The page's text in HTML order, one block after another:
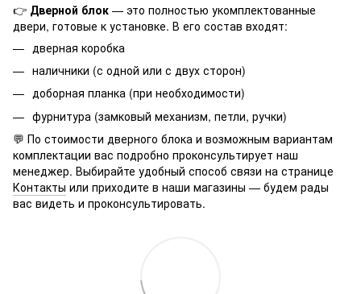
👉 Дверной блок — это полностью укомплектованные
двери, готовые к установке. В его состав входят:
дверная коробка
наличники (с одной или с двух сторон)
доборная планка (при необходимости)
фурнитура (замковый механизм, петли, ручки)
💬 По стоимости дверного блока и возможным вариантам
комплектации вас подробно проконсультирует наш
менеджер. Выбирайте удобный способ связи на странице
Контакты или приходите в наши магазины — будем рады
вас видеть и проконсультировать.